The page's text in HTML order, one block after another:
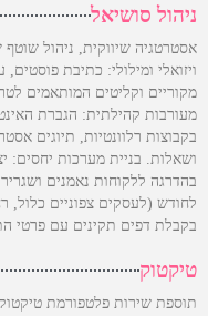
ניהול סושיאל
אסטרטגיה שיווקית, ניהול
ויזואלי ומילולי: כתיבת פוסטים,
מעורבות קהילתית: הגברת
בקבוצות רלוונטיות, תיוגים
ושאלות. בניית מערכות יחסים:
בהדרגה ללקוחות נאמנים
לחודש (לעסקים צפוניים כלול,
בקבלת דפים תקינים עם פרטי
טיקטוק
תוספת שירות פלטפורמת